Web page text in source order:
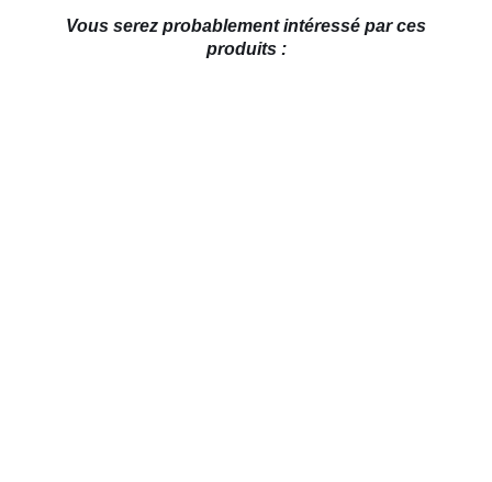
Vous serez probablement intéressé par ces
produits :